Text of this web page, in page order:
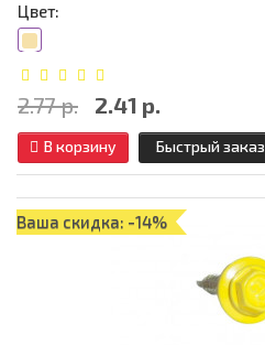
Цвет:
2.77 р. 2.41 р.
В корзину Быстрый заказ
Ваша скидка: -14%